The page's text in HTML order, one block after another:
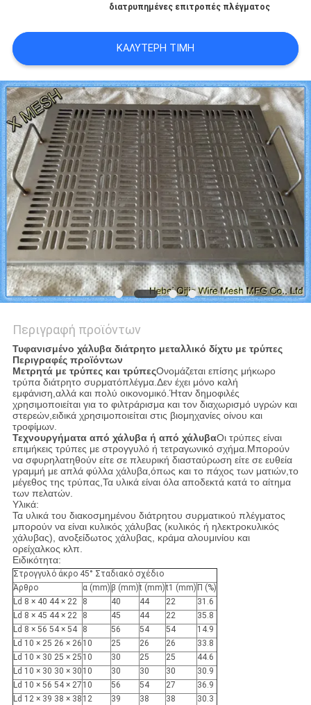
PRIVACY
POLICY
διατρυπημένες επιτροπές πλέγματος
ΚΑΛΎΤΕΡΗ ΤΙΜΉ
Περιγραφή προϊόντων
Τυφανισμένο χάλυβα διάτρητο μεταλλικό δίχτυ με τρύπες
Περιγραφές προϊόντων
Μετρητά με τρύπες και τρύπεςΟνομάζεται επίσης μήκωρο
τρύπα διάτρητο συρματόπλέγμα.Δεν έχει μόνο καλή
εμφάνιση,αλλά και πολύ οικονομικό.Ήταν δημοφιλές
χρησιμοποιείται για το φιλτράρισμα και τον διαχωρισμό υγρών και
στερεών,ειδικά χρησιμοποιείται στις βιομηχανίες οίνου και
τροφίμων.
Τεχνουργήματα από χάλυβα ή από χάλυβαΟι τρύπες είναι
επιμήκεις τρύπες με στρογγυλό ή τετραγωνικό σχήμα.Μπορούν
να σφυρηλατηθούν είτε σε πλευρική διασταύρωση είτε σε ευθεία
γραμμή με απλά φύλλα χάλυβα,όπως και το πάχος των ματιών,το
μέγεθος της τρύπας,Τα υλικά είναι όλα αποδεκτά κατά το αίτημα
των πελατών.
Υλικά:
Τα υλικά του διακοσμημένου διάτρητου συρματικού πλέγματος
μπορούν να είναι κυλικός χάλυβας (κυλικός ή ηλεκτροκυλικός
χάλυβας), ανοξείδωτος χάλυβας, κράμα αλουμινίου και
ορείχαλκος κλπ.
Ειδικότητα:
Στρογγυλό άκρο 45° Σταδιακό σχέδιο
Άρθρο
α (mm) β (mm)t (mm)t1 (mm) Π (%)
Ld 8 × 40 44 × 22
8 40 44 22
31.6
Ld 8 × 45 44 × 22
8 45 44 22
35.8
Ld 8 × 56 54 × 54
8 56 54 54
14.9
Ld 10 × 25 26 × 26 10 25 26 26
33.8
Ld 10 × 30 25 × 25 10 30 25 25
44.6
Ld 10 × 30 30 × 30 10 30 30 30
30.9
Ld 10 × 56 54 × 27 10 56 54 27
36.9
Ld 12 × 39 38 × 38 12 39 38 38
30.3